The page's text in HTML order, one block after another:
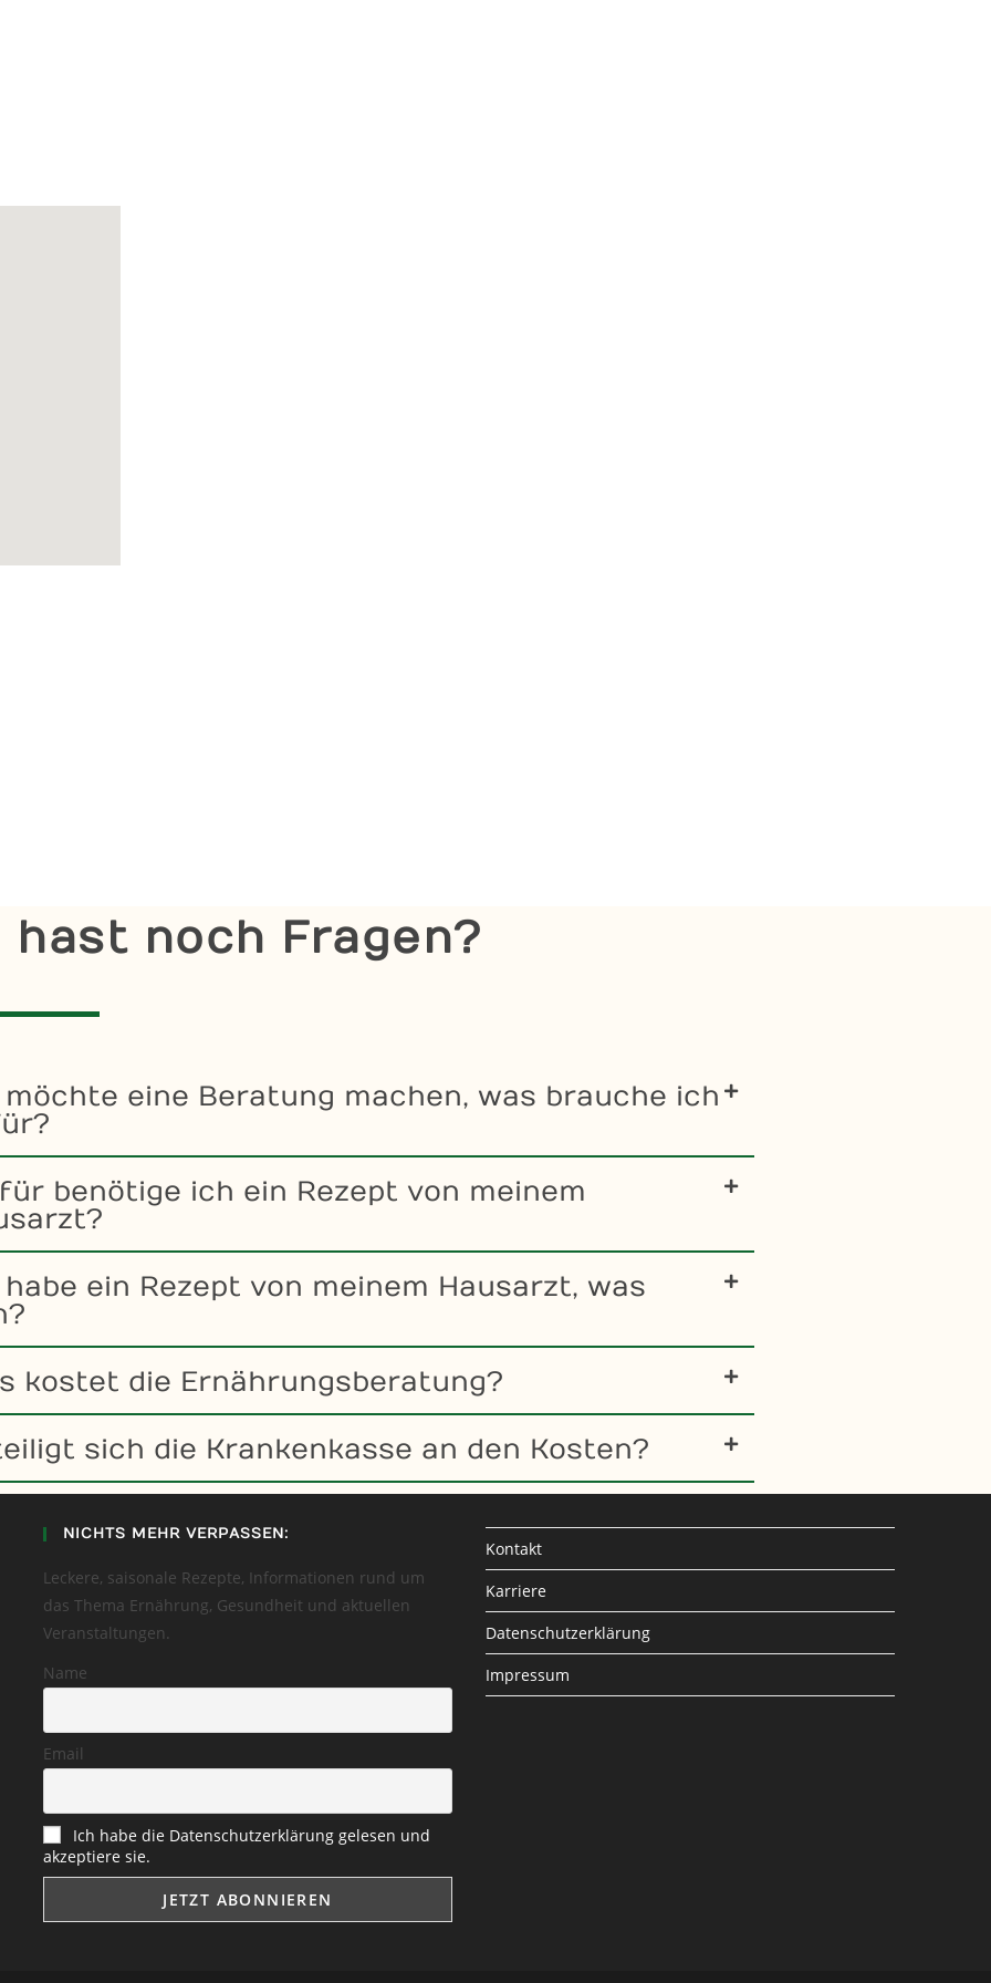
hast noch Fragen?
eine Beratung machen, was brauche ich
benötige ich ein Rezept von meinem
ein Rezept von meinem Hausarzt, was
kostet die Ernährungsberatung?
sich die Krankenkasse an den Kosten?
NICHTS MEHR VERPASSEN:
Leckere, saisonale Rezepte, Informationen rund um
das Thema Ernährung, Gesundheit und aktuellen
Veranstaltungen.
Name
Email
Ich habe die Datenschutzerklärung gelesen und
akzeptiere sie.
Kontakt
Karriere
Datenschutzerklärung
Impressum